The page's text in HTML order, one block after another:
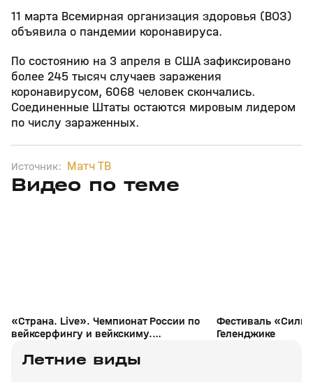
11 марта Всемирная организация здоровья (ВОЗ)
объявила о пандемии коронавируса.
По состоянию на 3 апреля в США зафиксировано
более 245 тысяч случаев заражения
коронавирусом, 6068 человек скончались.
Соединенные Штаты остаются мировым лидером
по числу зараженных.
Источник: Матч ТВ
Видео по теме
24 июн 2021, 16:06
«Страна. Live». Чемпионат России по
вейксерфингу и вейкскиму.
Фестиваль
Геленджике
Летние виды